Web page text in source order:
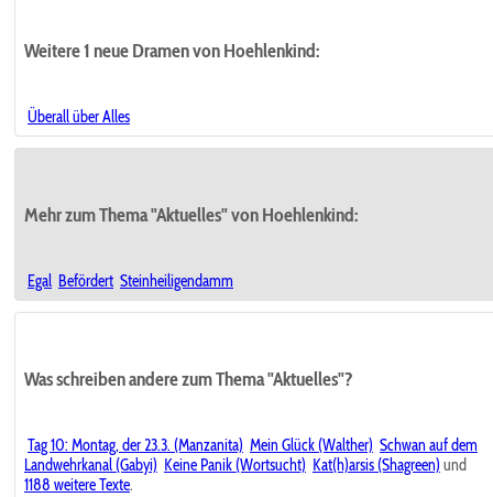
Weitere 1 neue Dramen von Hoehlenkind:
Überall über Alles
Mehr zum Thema "Aktuelles" von Hoehlenkind:
Egal Befördert Steinheiligendamm
Was schreiben andere zum Thema "Aktuelles"?
Tag 10: Montag, der 23.3. (Manzanita) Mein Glück (Walther) Schwan auf dem
Landwehrkanal (Gabyi) Keine Panik (Wortsucht) Kat(h)arsis (Shagreen) und
1188 weitere Texte.